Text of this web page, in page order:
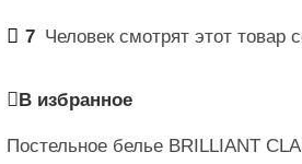
7 Человек смотрят этот товар
В избранное
Постельное белье BRILLIANT